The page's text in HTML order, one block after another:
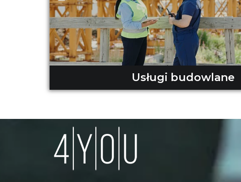
Usługi budowlane